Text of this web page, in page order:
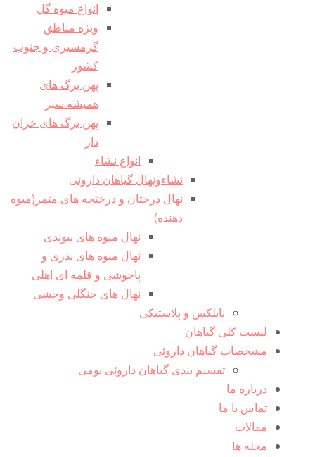
انواع میوه گل
ویژه مناطق
گرمسیری و جنوب
کشور
پهن برگ های
همیشه سبز
پهن برگ های خزان
دار
انواع نشاء
نشاءونهال گیاهان داروئی
نهال درختان و درختچه های مثمر(میوه
دهنده)
نهال میوه های پیوندی
نهال میوه های بذری و
پاجوشی و قلمه ای اهلی
نهال های جنگلی وحشی
نایلکس و پلاستیکی
لیست کلی گیاهان
مشخصات گیاهان داروئی
تقسیم بندی گیاهان داروئی بومی
درباره ما
تماس با ما
مقالات
مجله ها